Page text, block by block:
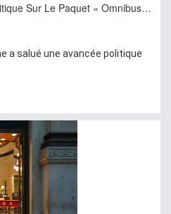
Sur Le Paquet « Omnibus…
a salué une avancée politique